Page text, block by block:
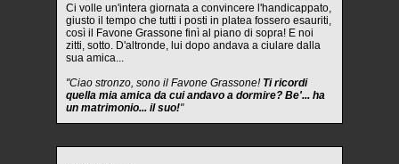
Ci volle un'intera giornata a convincere l'handicappato,
giusto il tempo che tutti i posti in platea fossero esauriti,
così il Favone Grassone finì al piano di sopra! E noi
zitti, sotto. D'altronde, lui dopo andava a ciulare dalla
sua amica...
"Ciao stronzo, sono il Favone Grassone! Ti ricordi
quella mia amica da cui andavo a dormire? Be'... ha
un matrimonio... il suo!"